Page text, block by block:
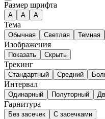
Размер шрифта
А A A
Тема
Обычная Светлая Темная
Изображения
Показать Скрыть
Трекинг
Стандартный Средний
Интервал
Одинарный Полуторный
Гарнитура
Без засечек
С засечками